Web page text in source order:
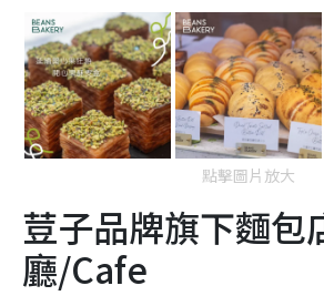
點擊圖片放大
荳子品牌旗下麵包
廳/Cafe